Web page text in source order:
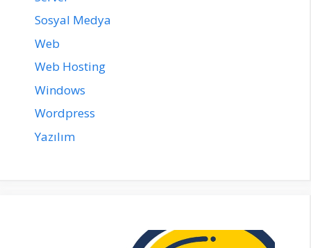
Sosyal Medya
Web
Web Hosting
Windows
Wordpress
Yazılım